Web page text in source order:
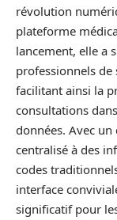
révolution
plateforme
lancement, elle a
professionnels de
facilitant ainsi la
consultations
données. Avec
centralisé à des
codes
interface
significatif pour